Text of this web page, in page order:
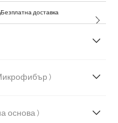
Безплатна доставка
( Микрофибър )
( Куфена основа )